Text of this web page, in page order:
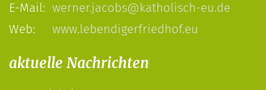
E-Mail: werner.jacobs@katholisch-eu.de
Web:
www.lebendigerfriedhof.eu
aktuelle Nachrichten